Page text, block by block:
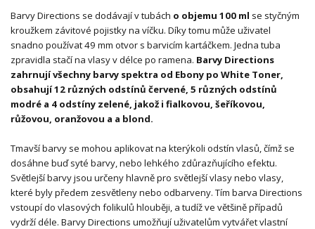
Barvy Directions se dodávají v tubách o objemu 100 ml se styčným
kroužkem závitové pojistky na víčku. Díky tomu může uživatel
snadno používat 49 mm otvor s barvicím kartáčkem. Jedna tuba
zpravidla stačí na vlasy v délce po ramena. Barvy Directions
zahrnují všechny barvy spektra od Ebony po White Toner,
obsahují 12 různých odstínů červené, 5 různých odstínů
modré a 4 odstíny zelené, jakož i fialkovou, šeříkovou,
růžovou, oranžovou a a blond.
Tmavší barvy se mohou aplikovat na kterýkoli odstín vlasů, čímž se
dosáhne buď syté barvy, nebo lehkého zdůrazňujícího efektu.
Světlejší barvy jsou určeny hlavně pro světlejší vlasy nebo vlasy,
které byly předem zesvětleny nebo odbarveny. Tím barva Directions
vstoupí do vlasových folikulů hlouběji, a tudíž ve většině případů
vydrží déle. Barvy Directions umožňují uživatelům vytvářet vlastní